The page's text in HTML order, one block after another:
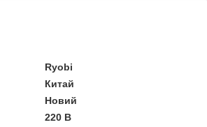
Ryobi
Китай
Новий
220 В